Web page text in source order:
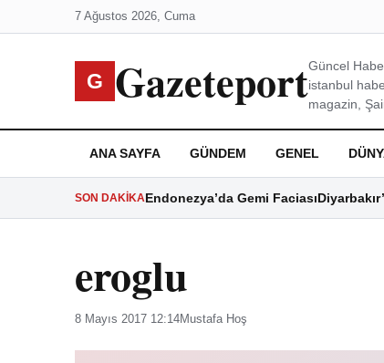
7 Ağustos 2026, Cuma
G GazeteportGüncel
istanbul
magazin,
ANA SAYFA GÜNDEM GENEL
SON DAKIKAEndonezya’da Gemi Faciası
eroglu
8 Mayıs 2017 12:14Mustafa Hoş